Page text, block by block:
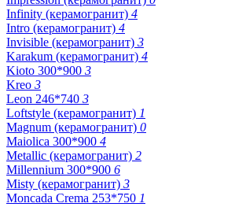
Infinity (керамогранит) 4
Intro (керамогранит) 4
Invisible (керамогранит) 3
Karakum (керамогранит) 4
Kioto 300*900 3
Kreo 3
Leon 246*740 3
Loftstyle (керамогранит) 1
Magnum (керамогранит) 0
Maiolica 300*900 4
Metallic (керамогранит) 2
Millennium 300*900 6
Misty (керамогранит) 3
Moncada Crema 253*750 1